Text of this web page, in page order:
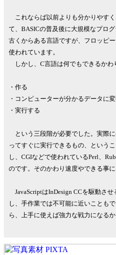
これならば以前よりも分かりやす
て、BASICの普及後に大規模なプロ
古くからある言語ですが、フロッピ
使われています。
しかし、C言語は何でもできるかわ
・作る
・コンピューターが分かるデータに
・実行する
という三段階が必要でした。実際
ってすぐに実行できるもの、という
し、CGIなどで使われているPerl、
のです。そのかわり速度やできる事に
JavaScriptはInDesign CCを駆動さ
し、手作業では不可能に近いことも
ら、上手に使えば強力な戦力になるか